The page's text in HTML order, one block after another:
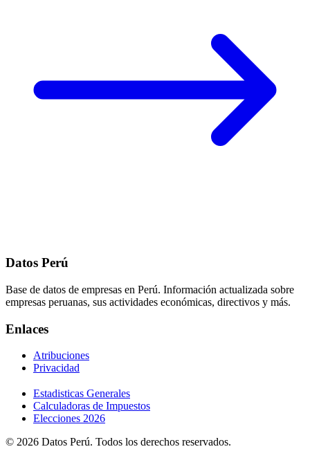
Datos Perú
Base de datos de empresas en Perú. Información actualizada sobre
empresas peruanas, sus actividades económicas, directivos y más.
Enlaces
Atribuciones
Privacidad
Estadisticas Generales
Calculadoras de Impuestos
Elecciones 2026
© 2026 Datos Perú. Todos los derechos reservados.